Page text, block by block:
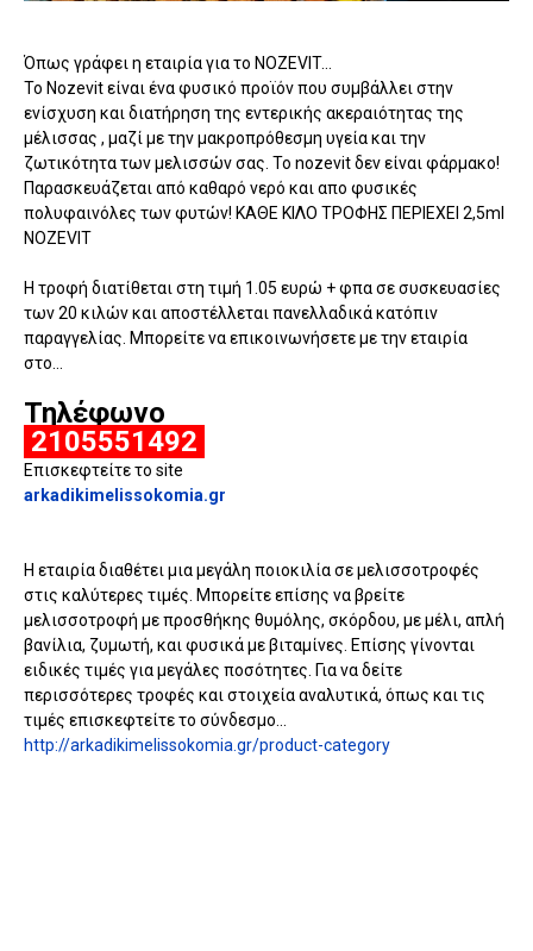
Όπως γράφει η εταιρία για το NOZEVIT...
Το Nozevit είναι ένα φυσικό προϊόν που συμβάλλει στην
ενίσχυση και διατήρηση της εντερικής ακεραιότητας της
μέλισσας , μαζί με την μακροπρόθεσμη υγεία και την
ζωτικότητα των μελισσών σας. Το nozevit δεν είναι φάρμακο!
Παρασκευάζεται από καθαρό νερό και απο φυσικές
πολυφαινόλες των φυτών! ΚΑΘΕ ΚΙΛΟ ΤΡΟΦΗΣ ΠΕΡΙΕΧΕΙ 2,5ml
NOZEVIT
Η τροφή διατίθεται στη τιμή 1.05 ευρώ + φπα σε συσκευασίες
των 20 κιλών και αποστέλλεται πανελλαδικά κατόπιν
παραγγελίας. Μπορείτε να επικοινωνήσετε με την εταιρία
στο...
Τηλέφωνο
2105551492
Επισκεφτείτε το site
arkadikimelissokomia.gr
Η εταιρία διαθέτει μια μεγάλη ποιοκιλία σε μελισσοτροφές
στις καλύτερες τιμές. Μπορείτε επίσης να βρείτε
μελισσοτροφή με προσθήκης θυμόλης, σκόρδου, με μέλι, απλή
βανίλια, ζυμωτή, και φυσικά με βιταμίνες. Επίσης γίνονται
ειδικές τιμές για μεγάλες ποσότητες. Για να δείτε
περισσότερες τροφές και στοιχεία αναλυτικά, όπως και τις
τιμές επισκεφτείτε το σύνδεσμο...
http://arkadikimelissokomia.gr/product-category